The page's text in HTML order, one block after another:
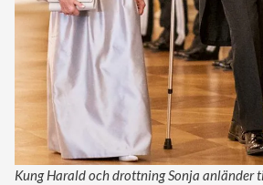
Kung Harald och drottning Sonja anländer